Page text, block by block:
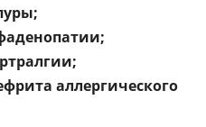
аллергического